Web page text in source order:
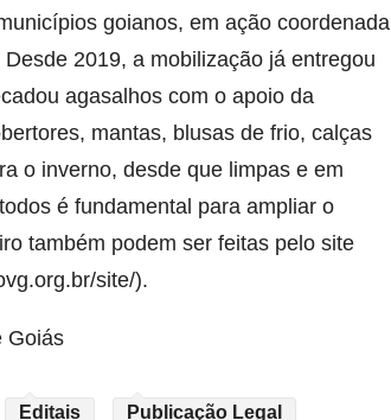
goianos, em ação coordenada
2019, a mobilização já entregou
agasalhos com o apoio da
mantas, blusas de frio, calças
o inverno, desde que limpas e em
é fundamental para ampliar o
também podem ser feitas pelo site
site/).
Goiás
Editais Publicação Legal